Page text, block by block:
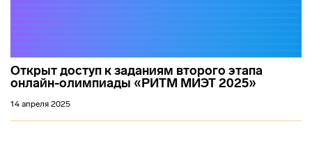
Открыт доступ к заданиям второго этапа
онлайн-олимпиады «РИТМ МИЭТ 2025»
14 апреля 2025